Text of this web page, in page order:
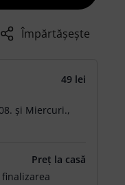
Împărtășește
49 lei
și Miercuri.,
Preț la casă